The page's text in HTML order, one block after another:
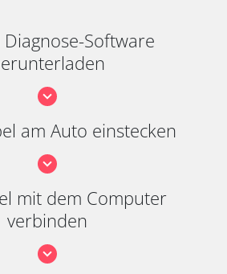
Software
am Auto einstecken
mit dem Computer
verbinden